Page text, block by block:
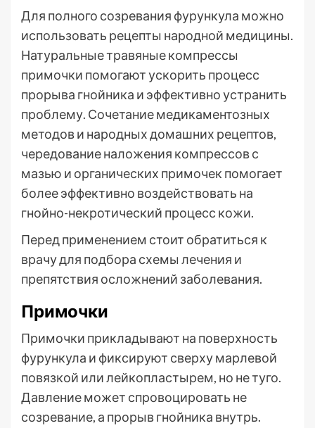
Для полного созревания фурункула можно
использовать рецепты народной медицины.
Натуральные травяные компрессы
примочки помогают ускорить процесс
прорыва гнойника и эффективно устранить
проблему. Сочетание медикаментозных
методов и народных домашних рецептов,
чередование наложения компрессов с
мазью и органических примочек помогает
более эффективно воздействовать на
гнойно-некротический процесс кожи.
Перед применением стоит обратиться к
врачу для подбора схемы лечения и
препятствия осложнений заболевания.
Примочки
Примочки прикладывают на поверхность
фурункула и фиксируют сверху марлевой
повязкой или лейкопластырем, но не туго.
Давление может спровоцировать не
созревание, а прорыв гнойника внутрь.